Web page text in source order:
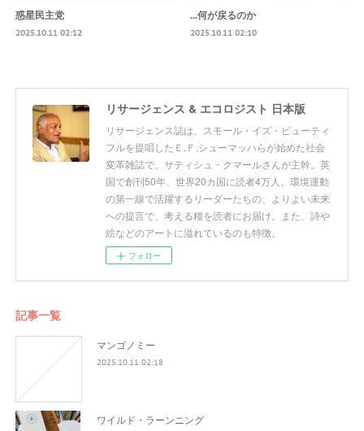
惑星民主党
2025.10.11 02:12
...何が戻るのか
2025.10.11 02:10
リサージェンス & エコロジスト 日本版
リサージェンス誌は、スモール・イズ・ビューティ
フルを提唱したＥ.Ｆ.シューマッハらが始めた社会
変革雑誌で、サティシュ・クマールさんが主幹。英
国で創刊50年、世界20カ国に読者4万人。環境運動
の第一線で活躍するリーダーたちの、よりよい未来
への提言で、考える糧を読者にお届け。また、詩や
絵などのアートに溢れているのも特徴。
フォロー
記事一覧
マンゴノミー
2025.10.11 02:18
ワイルド・ラーンニング